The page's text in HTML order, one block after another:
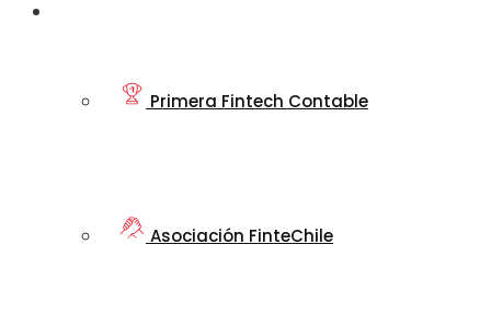
Primera Fintech Contable
Asociación FinteChile